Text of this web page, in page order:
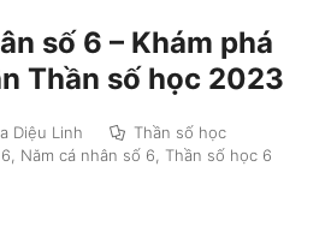
số 6 – Khám phá
Thần số học 2023
Diệu Linh
Thần số học
Năm cá nhân số 6 Thần số học 6